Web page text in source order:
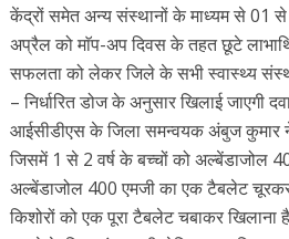
केंद्रों समेत अन्य संस्थानों के माध्यम से 01 से
अप्रैल को माॅप-अप दिवस के तहत छूटे
सफलता को लेकर जिले के सभी स्वास्थ्य
– निर्धारित डोज के अनुसार खिलाई जाएगी
आईसीडीएस के जिला समन्वयक अंबुज कुमार ने
जिसमें 1 से 2 वर्ष के बच्चों को अल्बेंडाजोल
अल्बेंडाजोल 400 एमजी का एक टैबलेट
किशोरों को एक पूरा टैबलेट चबाकर